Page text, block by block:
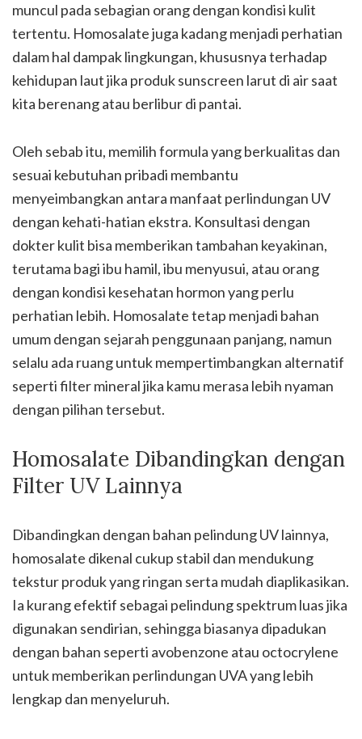
muncul pada sebagian orang dengan kondisi kulit
tertentu. Homosalate juga kadang menjadi perhatian
dalam hal dampak lingkungan, khususnya terhadap
kehidupan laut jika produk sunscreen larut di air saat
kita berenang atau berlibur di pantai.
Oleh sebab itu, memilih formula yang berkualitas dan
sesuai kebutuhan pribadi membantu
menyeimbangkan antara manfaat perlindungan UV
dengan kehati-hatian ekstra. Konsultasi dengan
dokter kulit bisa memberikan tambahan keyakinan,
terutama bagi ibu hamil, ibu menyusui, atau orang
dengan kondisi kesehatan hormon yang perlu
perhatian lebih. Homosalate tetap menjadi bahan
umum dengan sejarah penggunaan panjang, namun
selalu ada ruang untuk mempertimbangkan alternatif
seperti filter mineral jika kamu merasa lebih nyaman
dengan pilihan tersebut.
Homosalate Dibandingkan dengan
Filter UV Lainnya
Dibandingkan dengan bahan pelindung UV lainnya,
homosalate dikenal cukup stabil dan mendukung
tekstur produk yang ringan serta mudah diaplikasikan.
Ia kurang efektif sebagai pelindung spektrum luas jika
digunakan sendirian, sehingga biasanya dipadukan
dengan bahan seperti avobenzone atau octocrylene
untuk memberikan perlindungan UVA yang lebih
lengkap dan menyeluruh.